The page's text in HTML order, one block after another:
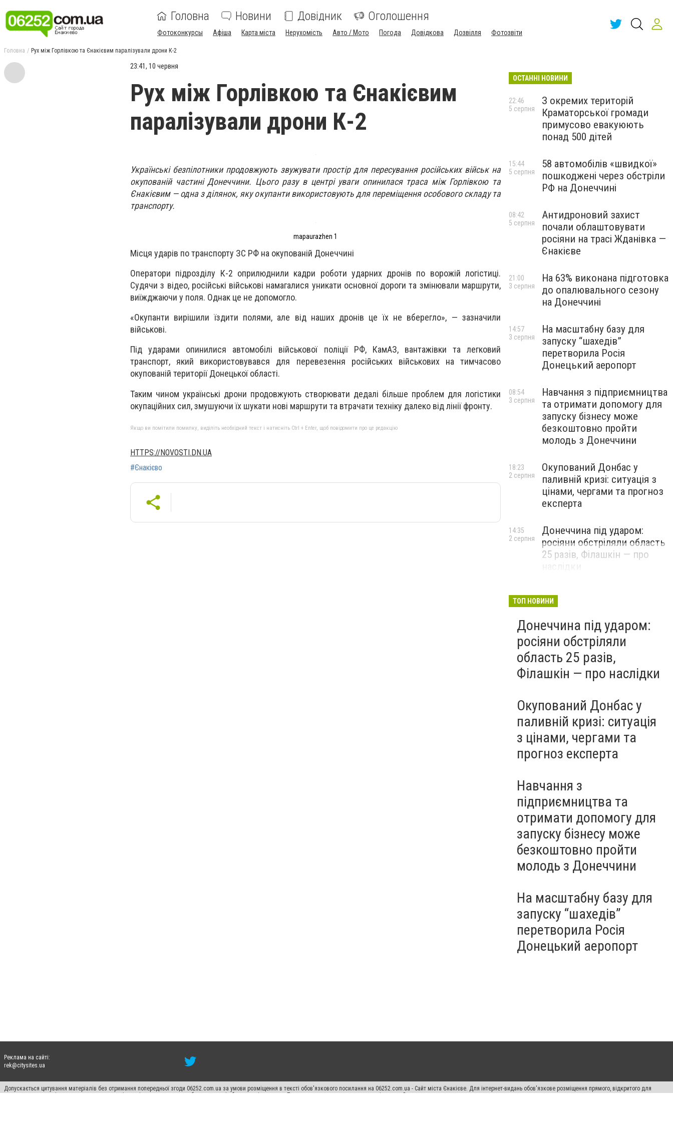
Головна Новини Довідник Оголошення
Фотоконкурсы Афіша Карта міста Нерухомість Авто / Мото Погода Довідкова Дозвілля Фотозвіти
Головна Рух між Горлівкою та Єнакієвим паралізували дрони К-2
23:41, 10 червня
Рух між Горлівкою та Єнакієвим
паралізували дрони К-2
Українські безпілотники продовжують звужувати простір для пересування російських військ на
окупованій частині Донеччини. Цього разу в центрі уваги опинилася траса між Горлівкою та
Єнакієвим — одна з ділянок, яку окупанти використовують для переміщення особового складу та
транспорту.
mapaurazhen 1
Місця ударів по транспорту ЗС РФ на окупованій Донеччині
Оператори підрозділу К-2 оприлюднили кадри роботи ударних дронів по ворожій логістиці.
Судячи з відео, російські військові намагалися уникати основної дороги та змінювали маршрути,
виїжджаючи у поля. Однак це не допомогло.
«Окупанти вирішили їздити полями, але від наших дронів це їх не вберегло», — зазначили
військові.
Під ударами опинилися автомобілі військової поліції РФ, КамАЗ, вантажівки та легковий
транспорт, який використовувався для перевезення російських військових на тимчасово
окупованій території Донецької області.
Таким чином українські дрони продовжують створювати дедалі більше проблем для логістики
окупаційних сил, змушуючи їх шукати нові маршрути та втрачати техніку далеко від лінії фронту.
Якщо ви помітили помилку, виділіть необхідний текст і натисніть Ctrl + Enter, щоб повідомити про це редакцію
HTTPS://NOVOSTI.DN.UA
#Єнакієво
ОСТАННІ НОВИНИ
З окремих територій
Краматорської громади
примусово евакуюють
понад 500 дітей
22:46
5 серпня
58 автомобілів «швидкої»
пошкоджені через обстріли
РФ на Донеччині
15:44
5 серпня
Антидроновий захист
почали облаштовувати
росіяни на трасі Жданівка —
Єнакієве
08:42
5 серпня
На 63% виконана підготовка
до опалювального сезону
на Донеччині
21:00
3 серпня
На масштабну базу для
запуску “шахедів”
перетворила Росія
Донецький аеропорт
14:57
3 серпня
Навчання з підприємництва
та отримати допомогу для
запуску бізнесу може
безкоштовно пройти
молодь з Донеччини
08:54
3 серпня
Окупований Донбас у
паливній кризі: ситуація з
цінами, чергами та прогноз
експерта
18:23
2 серпня
Донеччина під ударом:
росіяни обстріляли область
25 разів, Філашкін — про
14:35
2 серпня
ТОП НОВИНИ
Донеччина під ударом:
росіяни обстріляли
область 25 разів,
Філашкін — про наслідки
Окупований Донбас у
паливній кризі: ситуація
з цінами, чергами та
прогноз експерта
Навчання з
підприємництва та
отримати допомогу для
запуску бізнесу може
безкоштовно пройти
молодь з Донеччини
На масштабну базу для
запуску “шахедів”
перетворила Росія
Донецький аеропорт
Реклама на сайті:
rek@citysites.ua
Допускається цитування матеріалів без отримання попередньої згоди 06252.com.ua за умови розміщення в тексті обов'язкового посилання на 06252.com.ua - Сайт міста Єнакієве. Для інтернет-видань обов'язкове розміщення прямого, відкритого для
пошукових систем гіперпосилання на цитовані статті не нижче другого абзацу в тексті або в якості джерела. Порушення виняткових прав переслідується Законом.